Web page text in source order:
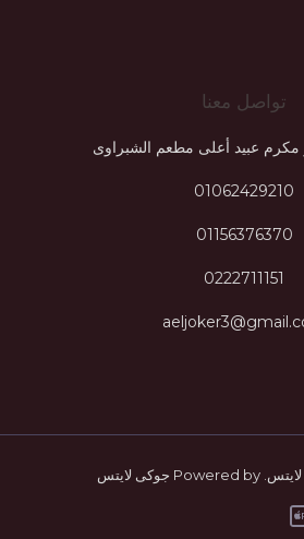
تواصل معنا
مكرم عبيد أعلى مطعم الشبراوى
01062429210
01156376370
0222711151